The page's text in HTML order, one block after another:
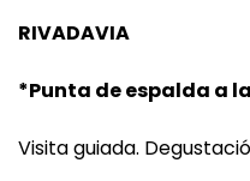
RIVADAVIA
*Punta de espalda a
Visita guiada.